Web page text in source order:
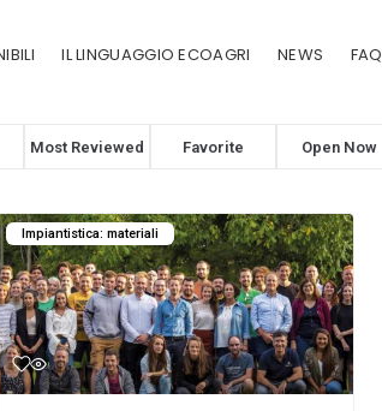
IL LINGUAGGIO ECOAGRI NEWS FAQ
Most Reviewed Favorite Open Now
Impiantistica: materiali